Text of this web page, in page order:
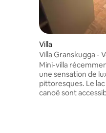
Villa
Villa Granskugga -
près de la ville
Mini-villa
une sensation de
pittoresques. Le
canoë sont